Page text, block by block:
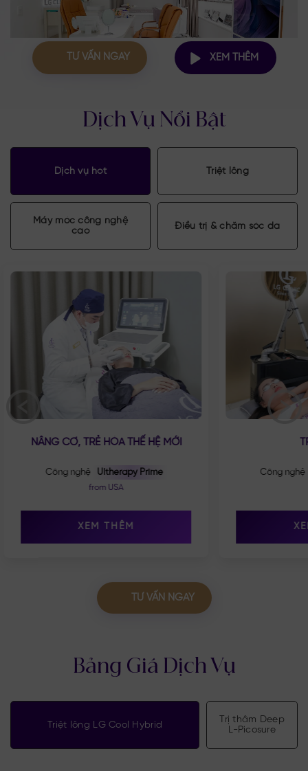
TƯ VẤN NGAY XEM THÊM
Dịch Vụ Nổi Bật
Dịch vụ hot Triệt lông
Máy móc công nghệ
cao
Điều trị & chăm sóc da
NÂNG CƠ, TRẺ HÓA THẾ HỆ MỚI
Công nghệ
Ultherapy Prime
from USA
XEM THÊM
Công nghệ
TƯ VẤN NGAY
Bảng Giá Dịch Vụ
Triệt lông LG Cool Hybrid
Trị thâm Deep
L-Picosure